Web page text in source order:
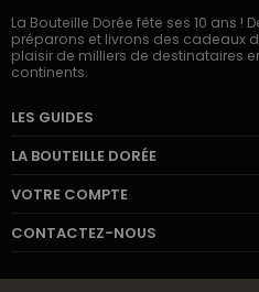
La Bouteille Dorée fête ses 10 ans !
préparons et livrons des cadeaux
plaisir de milliers de destinataires
continents.
LES GUIDES
LA BOUTEILLE DORÉE
VOTRE COMPTE
CONTACTEZ-NOUS